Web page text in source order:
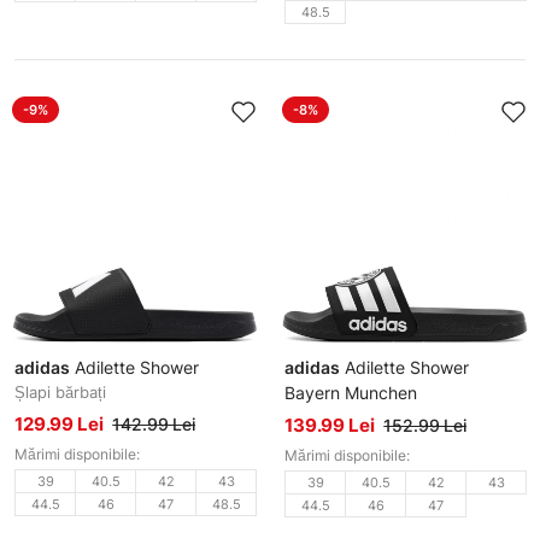
48.5
-9%
adidas Adilette Shower
Șlapi bărbați
129.99 Lei 142.99 Lei
Mărimi disponibile:
39 40.5 42
43
44.5
46 47 48.5
-8%
adidas Adilette Shower
Bayern Munchen
Șlapi bărbați
139.99 Lei 152.99 Lei
Mărimi disponibile:
39 40.5 42
43
44.5
46 47